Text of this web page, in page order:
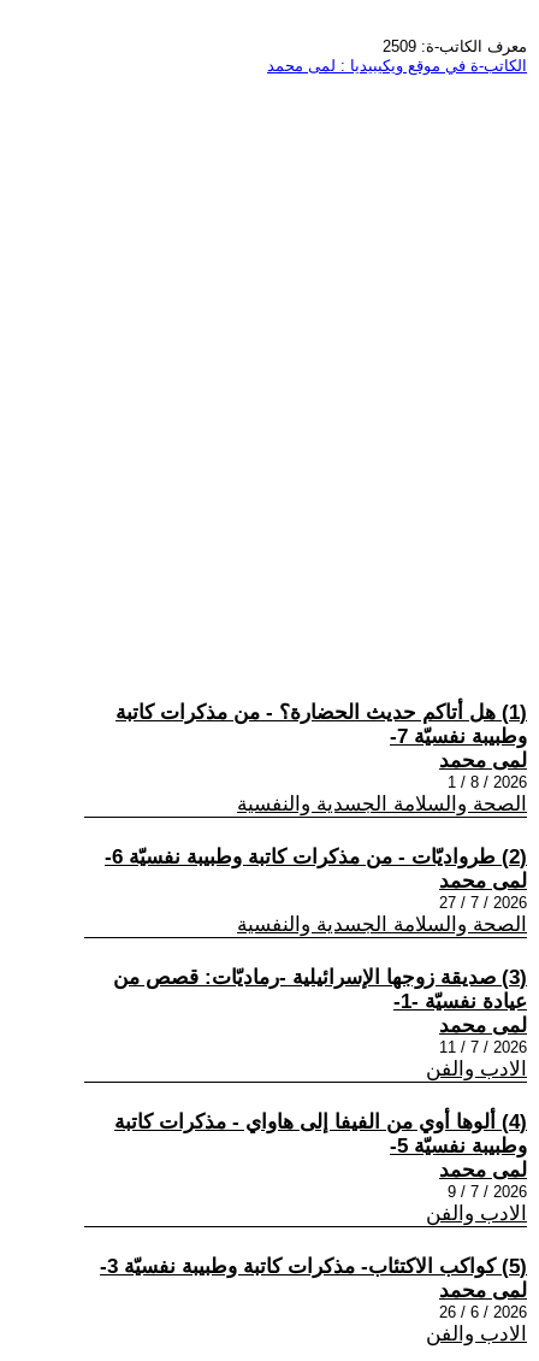
معرف الكاتب-ة: 2509
الكاتب-ة في موقع ويكيبيديا : لمى محمد
(1) هل أتاكم حديث الحضارة؟ - من مذكرات كاتبة
وطبيبة نفسيّة 7-
لمى محمد
2026 / 8 / 1
الصحة والسلامة الجسدية والنفسية
(2) طرواديّات - من مذكرات كاتبة وطبيبة نفسيّة 6-
لمى محمد
2026 / 7 / 27
الصحة والسلامة الجسدية والنفسية
(3) صديقة زوجها الإسرائيلية -رماديّات: قصص من
عيادة نفسيّة -1-
لمى محمد
2026 / 7 / 11
الادب والفن
(4) ألوها أوي من الفيفا إلى هاواي - مذكرات كاتبة
وطبيبة نفسيّة 5-
لمى محمد
2026 / 7 / 9
الادب والفن
(5) كواكب الاكتئاب- مذكرات كاتبة وطبيبة نفسيّة 3-
لمى محمد
2026 / 6 / 26
الادب والفن